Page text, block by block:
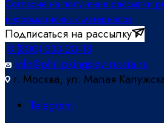
Согласие на получение рассылки
информационных материалов
Подписаться на рассылку
8 (800) 333-20-18
info@philipkingsley-russia.ru
г. Москва, ул. Малая
Telegram